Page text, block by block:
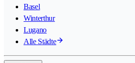
Basel
Winterthur
Lugano
Alle Städte